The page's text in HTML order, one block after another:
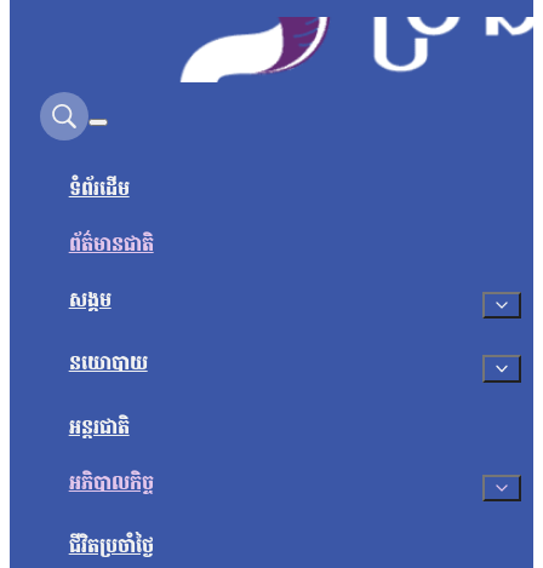
Search on this site
ទំព័រដើម
ព័ត៌មានជាតិ
សង្គម
នយោបាយ
អន្តរជាតិ
អភិបាលកិច្ច
ជីវិតប្រចាំថ្ងៃ